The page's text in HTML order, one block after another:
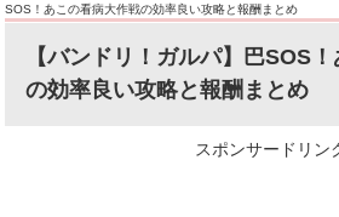
SOS！あこの看病大作戦の効率良い攻略と報酬まとめ
【バンドリ！ガルパ】巴SOS
の効率良い攻略と報酬まとめ
スポンサードリン